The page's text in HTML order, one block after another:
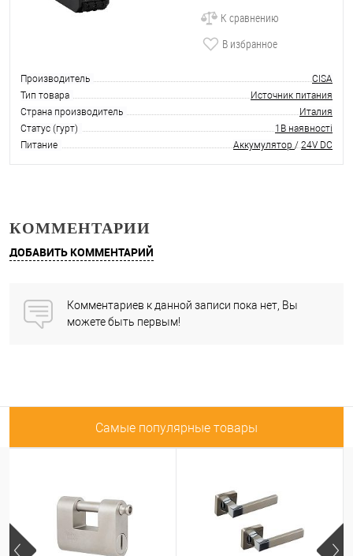
К сравнению
В избранное
Производитель
CISA
Тип товара
Источник питания
Страна производитель
Италия
Статус (гурт)
1В наявності
Питание
Аккумулятор /24V DC
КОММЕНТАРИИ
ДОБАВИТЬ КОММЕНТАРИЙ
Комментариев к данной записи пока нет, Вы
можете быть первым!
Самые популярные товары